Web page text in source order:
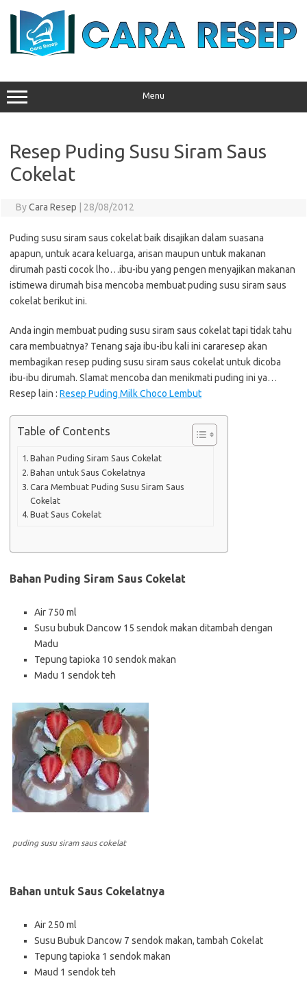
Menu
Resep Puding Susu Siram Saus
Cokelat
ByCara Resep 28/08/2012
Puding susu siram saus cokelat baik disajikan dalam suasana
apapun, untuk acara keluarga, arisan maupun untuk makanan
dirumah pasti cocok lho…ibu-ibu yang pengen menyajikan makanan
istimewa dirumah bisa mencoba membuat puding susu siram saus
cokelat berikut ini.
Anda ingin membuat puding susu siram saus cokelat tapi tidak tahu
cara membuatnya? Tenang saja ibu-ibu kali ini cararesep akan
membagikan resep puding susu siram saus cokelat untuk dicoba
ibu-ibu dirumah. Slamat mencoba dan menikmati puding ini ya…
Resep lain : Resep Puding Milk Choco Lembut
Table of Contents
Bahan Puding Siram Saus Cokelat
Bahan untuk Saus Cokelatnya
Cara Membuat Puding Susu Siram Saus
Cokelat
Buat Saus Cokelat
Bahan Puding Siram Saus Cokelat
Air 750 ml
Susu bubuk Dancow 15 sendok makan ditambah dengan
Madu
Tepung tapioka 10 sendok makan
Madu 1 sendok teh
puding susu siram saus cokelat
Bahan untuk Saus Cokelatnya
Air 250 ml
Susu Bubuk Dancow 7 sendok makan, tambah Cokelat
Tepung tapioka 1 sendok makan
Maud 1 sendok teh